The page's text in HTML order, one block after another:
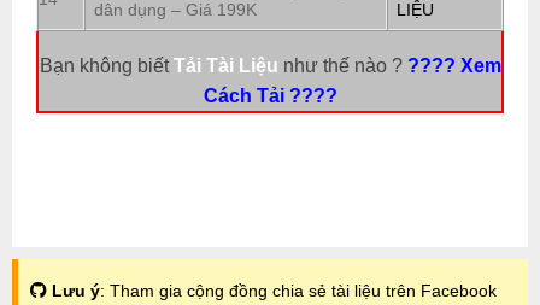
dân dụng – Giá 199K
LIỆU
Bạn không biếtTải Tài Liệu như thế nào ? ???? Xem
Cách Tải ????
Lưu ý: Tham gia cộng đồng chia sẻ tài liệu trên Facebook